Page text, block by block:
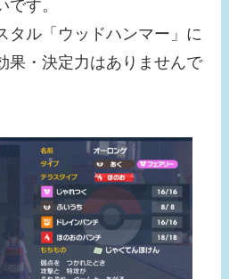
す。
タル「ウッドハンマー」に
果・決定力はありませんで